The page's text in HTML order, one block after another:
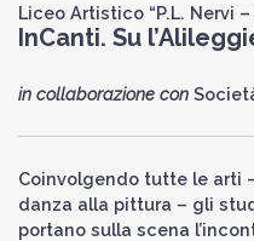
Liceo Artistico “P.L. Nervi
InCanti. Su
in collaborazione con
Coinvolgendo tutte le arti
danza alla pittura – gli
portano sulla scena